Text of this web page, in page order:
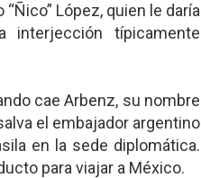
López, quien le daría
típicamente
cae Arbenz, su nombre
el embajador argentino
en la sede diplomática.
para viajar a México.